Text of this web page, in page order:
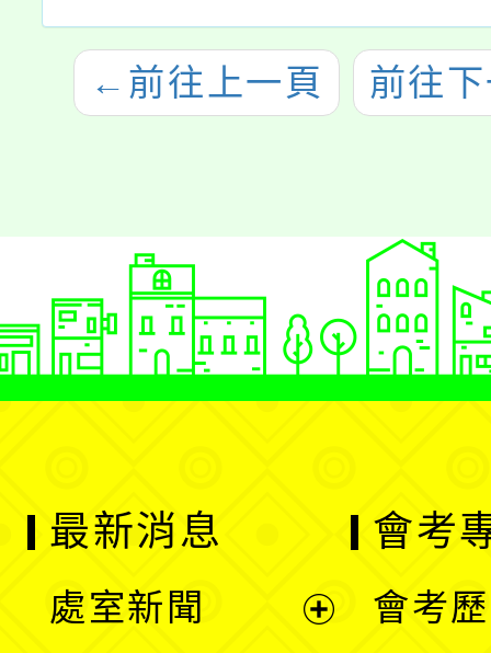
← 前往上一頁 前往
最新消息
處室新聞
會考
會考